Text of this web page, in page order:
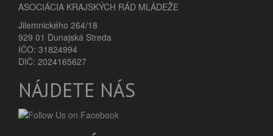
ASOCIÁCIA KRAJSKÝCH RÁD MLÁDEŽE
Jilemnického 264/18
929 01 Dunajská Streda
IČO: 31824994
DIČ: 2024165627
NÁJDETE NÁS